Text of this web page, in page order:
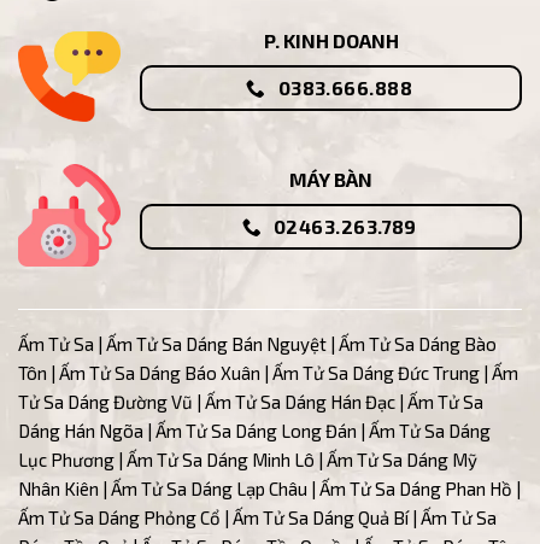
P. KINH DOANH
0383.666.888
MÁY BÀN
02463.263.789
Ấm Tử Sa | Ấm Tử Sa Dáng Bán Nguyệt | Ấm Tử Sa Dáng Bào
Tôn | Ấm Tử Sa Dáng Báo Xuân | Ấm Tử Sa Dáng Đức Trung | Ấm
Tử Sa Dáng Đường Vũ | Ấm Tử Sa Dáng Hán Đạc | Ấm Tử Sa
Dáng Hán Ngõa |Ấm Tử Sa Dáng Long Đán | Ấm Tử Sa Dáng
Lục Phương | Ấm Tử Sa Dáng Minh Lô | Ấm Tử Sa Dáng Mỹ
Nhân Kiên | Ấm Tử Sa Dáng Lạp Châu | Ấm Tử Sa Dáng Phan Hồ |
Ấm Tử Sa Dáng Phỏng Cổ | Ấm Tử Sa Dáng Quả Bí| Ấm Tử Sa